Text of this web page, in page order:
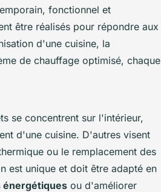
fonctionnel et
être réalisés pour répondre aux
d'une cuisine, la
de chauffage optimisé, chaque
se concentrent sur l'intérieur,
d'une cuisine. D'autres visent
ou le remplacement des
est unique et doit être adapté en
énergétiques ou d'améliorer